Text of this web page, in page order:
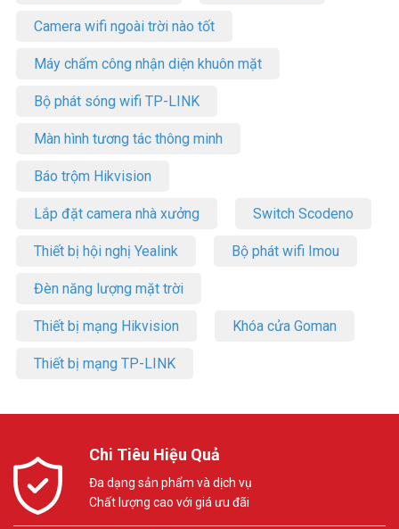
Camera wifi ngoài trời nào tốt
Máy chấm công nhận diện khuôn mặt
Bộ phát sóng wifi TP-LINK
Màn hình tương tác thông minh
Báo trộm Hikvision
Lắp đặt camera nhà xưởng Switch Scodeno
Thiết bị hội nghị Yealink Bộ phát wifi Imou
Đèn năng lượng mặt trời
Thiết bị mạng Hikvision Khóa cửa Goman
Thiết bị mạng TP-LINK
Chi Tiêu Hiệu Quả
Đa dạng sản phẩm và dịch vụ
Chất lượng cao với giá ưu đãi